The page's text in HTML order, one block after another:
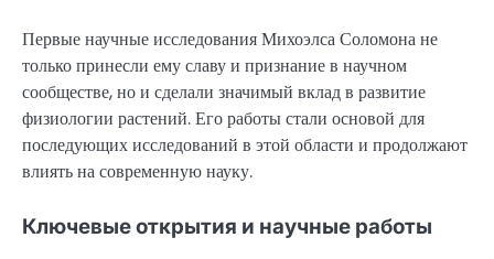
Первые научные исследования Михоэлса Соломона не
только принесли ему славу и признание в научном
сообществе, но и сделали значимый вклад в развитие
физиологии растений. Его работы стали основой для
последующих исследований в этой области и продолжают
влиять на современную науку.
Ключевые открытия и научные работы